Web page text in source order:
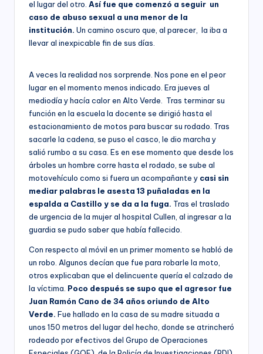
el lugar del otro. Así fue que comenzó a seguir un
caso de abuso sexual a una menor de la
institución. Un camino oscuro que, al parecer, la iba a
llevar al inexpicable fin de sus días.
A veces la realidad nos sorprende. Nos pone en el peor
lugar en el momento menos indicado. Era jueves al
mediodía y hacía calor en Alto Verde. Tras terminar su
función en la escuela la docente se dirigió hasta el
estacionamiento de motos para buscar su rodado. Tras
sacarle la cadena, se puso el casco, le dio marcha y
salió rumbo a su casa. Es en ese momento que desde los
árboles un hombre corre hasta el rodado, se sube al
motovehículo como si fuera un acompañante y casi sin
mediar palabras le asesta 13 puñaladas en la
espalda a Castillo y se da a la fuga. Tras el traslado
de urgencia de la mujer al hospital Cullen, al ingresar a la
guardia se pudo saber que había fallecido.
Con respecto al móvil en un primer momento se habló de
un robo. Algunos decían que fue para robarle la moto,
otros explicaban que el delincuente quería el calzado de
la víctima. Poco después se supo que el agresor fue
Juan Ramón Cano de 34 años oriundo de Alto
Verde. Fue hallado en la casa de su madre situada a
unos 150 metros del lugar del hecho, donde se atrincheró
rodeado por efectivos del Grupo de Operaciones